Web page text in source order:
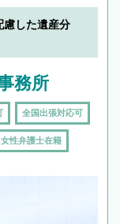
慮した遺産分
務所
全国出張対応可
女性弁護士在籍